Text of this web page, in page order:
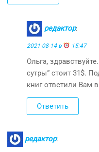
редактор:
2021-08-14 в 15:47
Ольга,
сутры” стоит 31$.
книг ответили Вам
Ответить
редактор: